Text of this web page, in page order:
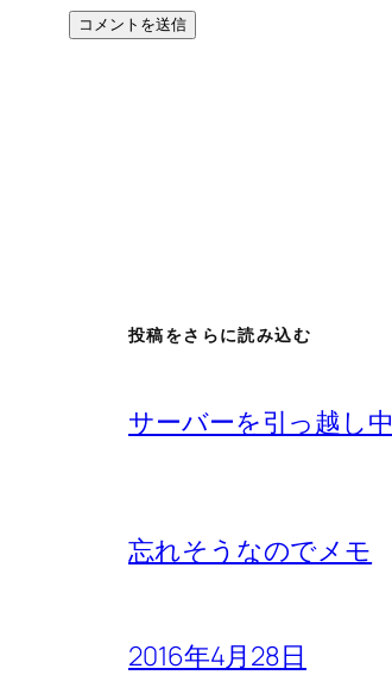
投稿をさらに読み込む
サーバーを引っ越し中
忘れそうなのでメモ
2016年4月28日